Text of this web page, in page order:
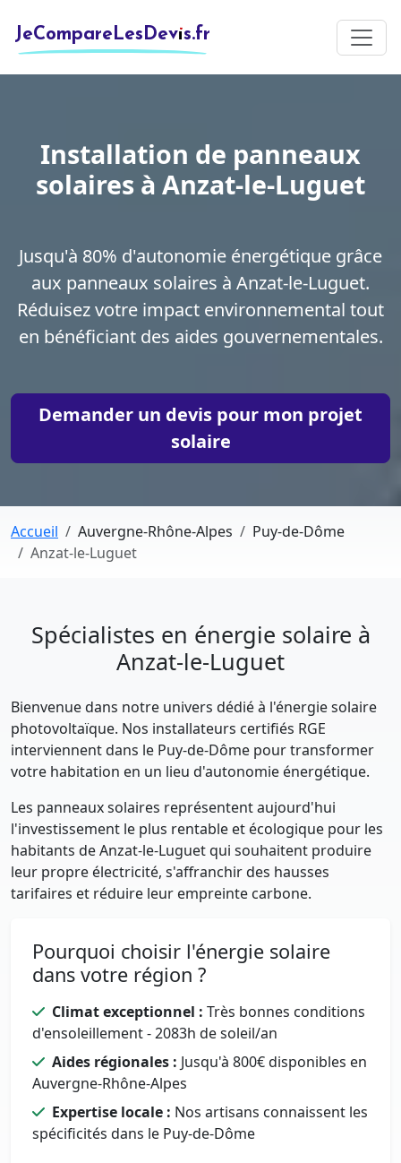
JeCompareLesDevis.fr
Installation de panneaux
solaires à Anzat-le-Luguet
Jusqu'à 80% d'autonomie énergétique grâce
aux panneaux solaires à Anzat-le-Luguet.
Réduisez votre impact environnemental tout
en bénéficiant des aides gouvernementales.
Demander un devis pour mon projet
solaire
Accueil Auvergne-Rhône-Alpes
Puy-de-Dôme
Anzat-le-Luguet
Spécialistes en énergie solaire à
Anzat-le-Luguet
Bienvenue dans notre univers dédié à l'énergie solaire
photovoltaïque. Nos installateurs certifiés RGE
interviennent dans le Puy-de-Dôme pour transformer
votre habitation en un lieu d'autonomie énergétique.
Les panneaux solaires représentent aujourd'hui
l'investissement le plus rentable et écologique pour les
habitants de Anzat-le-Luguet qui souhaitent produire
leur propre électricité, s'affranchir des hausses
tarifaires et réduire leur empreinte carbone.
Pourquoi choisir l'énergie solaire
dans votre région ?
Climat exceptionnel : Très bonnes conditions
d'ensoleillement - 2083h de soleil/an
Aides régionales : Jusqu'à 800€ disponibles en
Auvergne-Rhône-Alpes
Expertise locale : Nos artisans connaissent les
spécificités dans le Puy-de-Dôme